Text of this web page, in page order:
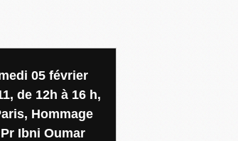
05 février
de 12h à 16 h,
Hommage
Ibni Oumar